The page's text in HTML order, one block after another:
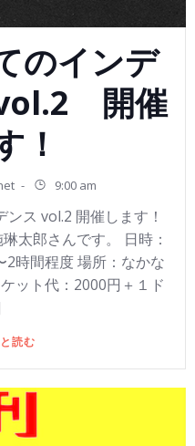
のインデ
開催
！
- 9:00 am
ス vol.2 開催します！
太郎さんです。 日時：
時間程度 場所：なかな
ット代：2000円＋１ド
読む